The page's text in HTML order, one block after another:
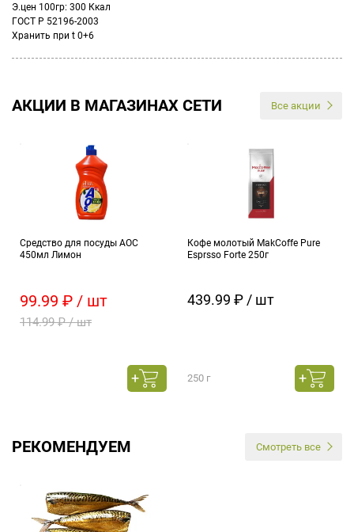
Э.цен 100гр: 300 Ккал
ГОСТ Р 52196-2003
Хранить при t 0+6
АКЦИИ В МАГАЗИНАХ СЕТИ Все акции
Средство для посуды АОС
450мл Лимон
99.99 ₽ / шт
114.99 ₽ / шт
Кофе молотый MakCoffe Pure
Esprsso Forte 250г
439.99 ₽ / шт
250 г
РЕКОМЕНДУЕМ Смотреть все